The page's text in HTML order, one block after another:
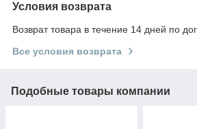
Условия возврата
Возврат товара в течение 14 дней по
Все условия возврата
Подобные товары компании